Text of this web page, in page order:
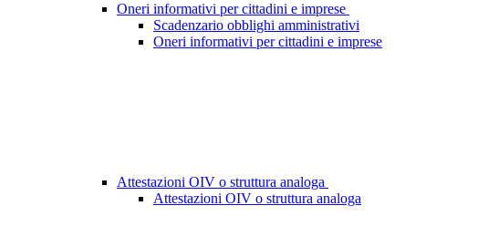
Oneri informativi per cittadini e imprese
Scadenzario obblighi amministrativi
Oneri informativi per cittadini e imprese
Attestazioni OIV o struttura analoga
Attestazioni OIV o struttura analoga